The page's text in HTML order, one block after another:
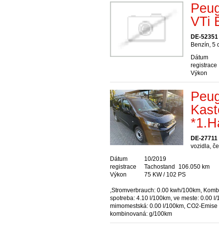
VTi
DE-
Benzín, 5
Dátum
registrace
Výkon
DE-
vozidla,
Dátum
registrace
10/2019
Tachostand
106.050 km
Výkon
75 KW / 102 PS
,Stromverbrauch: 0.00 kwh/100km,
spotreba: 4.10 l/100km, ve meste: 0.00 l/
mimomestská: 0.00 l/100km, CO2-Emise
kombinovaná: g/100km